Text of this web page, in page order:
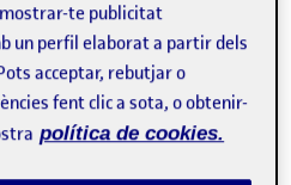
en les
te publicitat
un perfil elaborat a partir dels
acceptar, rebutjar o
fent clic a sota, o obtenir-
política de cookies.